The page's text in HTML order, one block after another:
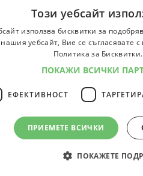
почиства или настройва
1 2
Този уебсайт
използва бисквитки за
уебсайт, Вие се съгласявате
Политика за Бисквитки.
ПОКАЖИ ВСИЧКИ
ЕФЕКТИВНОСТ
ПРИЕМЕТЕ ВСИЧКИ
ПОКАЖЕТЕ